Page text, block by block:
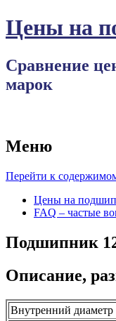
Цены на
Сравнение
марок
Меню
Перейти к
Цены на
FAQ – частые
Подшипник
Описание,
Внутренний диаметр